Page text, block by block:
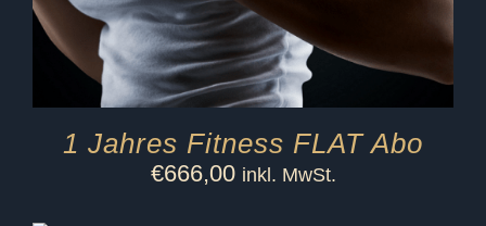
1 Jahres Fitness FLAT Abo
€666,00 inkl. MwSt.